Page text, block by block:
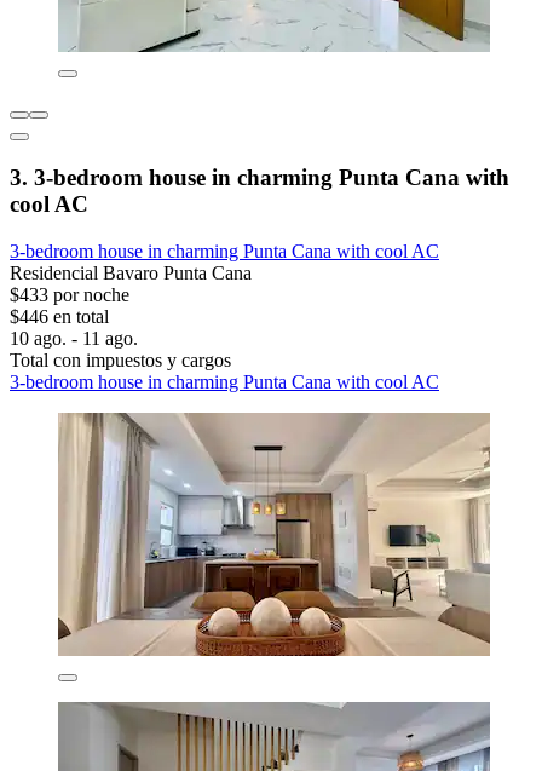
3. 3-bedroom house in charming Punta Cana with
cool AC
3-bedroom house in charming Punta Cana with cool AC
Residencial Bavaro Punta Cana
$433 por noche
$446 en total
10 ago. - 11 ago.
Total con impuestos y cargos
3-bedroom house in charming Punta Cana with cool AC